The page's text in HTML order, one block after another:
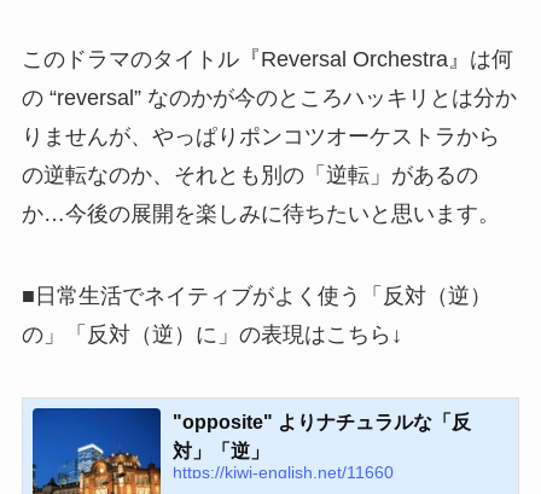
このドラマのタイトル『Reversal Orchestra』は何
の “reversal” なのかが今のところハッキリとは分か
りませんが、やっぱりポンコツオーケストラから
の逆転なのか、それとも別の「逆転」があるの
か…今後の展開を楽しみに待ちたいと思います。
■日常生活でネイティブがよく使う「反対（逆）
の」「反対（逆）に」の表現はこちら↓
"opposite" よりナチュラルな「反
対」「逆」
https://kiwi-english.net/11660